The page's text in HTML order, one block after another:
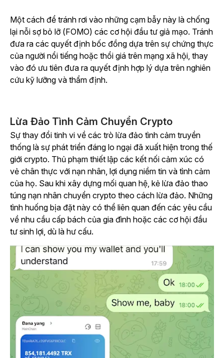
Một cách để tránh rơi vào những cạm bẫy này là chống
lại nỗi sợ bỏ lỡ (FOMO) các cơ hội đầu tư giả mạo. Tránh
đưa ra các quyết định bốc đồng dựa trên sự chứng thực
của người nổi tiếng hoặc thổi giá trên mạng xã hội, thay
vào đó ưu tiên đưa ra quyết định hợp lý dựa trên nghiên
cứu kỹ lưỡng và thẩm định.
Lừa Đảo Tình Cảm Chuyển Crypto
Sự thay đổi tinh vi về các trò lừa đảo tình cảm truyền
thống là sự phát triển đáng lo ngại đã xuất hiện trong thế
giới crypto. Thủ phạm thiết lập các kết nối cảm xúc có
vẻ chân thực với nạn nhân, lợi dụng niềm tin và tình cảm
của họ. Sau khi xây dựng mối quan hệ, kẻ lừa đảo thao
túng nạn nhân chuyển crypto theo cách lừa đảo. Những
tình huống bịa đặt này có thể liên quan đến các yêu cầu
về nhu cầu cấp bách của gia đình hoặc các cơ hội đầu
tư sinh lợi, dù là hư cấu.